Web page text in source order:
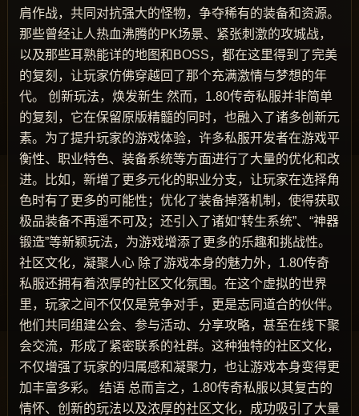
肩作战，共同对抗强大的怪物，争夺稀有的装备和资源。
那些曾经让人热血沸腾的PK场景、紧张刺激的攻城战，
以及那些耳熟能详的地图和BOSS，都在这里得到了完美
的复刻，让玩家仿佛穿越回了那个充满激情与梦想的年
代。 创新玩法，焕发新生 然而，1.80传奇私服并非简单
的复刻，它在保留原版精髓的同时，也融入了诸多创新元
素。为了提升玩家的游戏体验，许多私服开发者在游戏平
衡性、职业特色、装备系统等方面进行了大量的优化和改
进。比如，新增了更多元化的职业分支，让玩家在选择角
色时有了更多的可能性；优化了装备掉落机制，使得获取
极品装备不再遥不可及；还引入了诸如“转生系统”、“神器
锻造”等新颖玩法，为游戏增添了更多的乐趣和挑战性。
社区文化，凝聚人心 除了游戏本身的魅力外，1.80传奇
私服还拥有着浓厚的社区文化氛围。在这个虚拟的世界
里，玩家之间不仅仅是竞争对手，更是志同道合的伙伴。
他们共同组建公会、参与活动、分享攻略，甚至在线下聚
会交流，形成了紧密联系的社群。这种独特的社区文化，
不仅增强了玩家的归属感和凝聚力，也让游戏本身变得更
加丰富多彩。 结语 总而言之，1.80传奇私服以其复古的
情怀、创新的玩法以及浓厚的社区文化，成功吸引了大量